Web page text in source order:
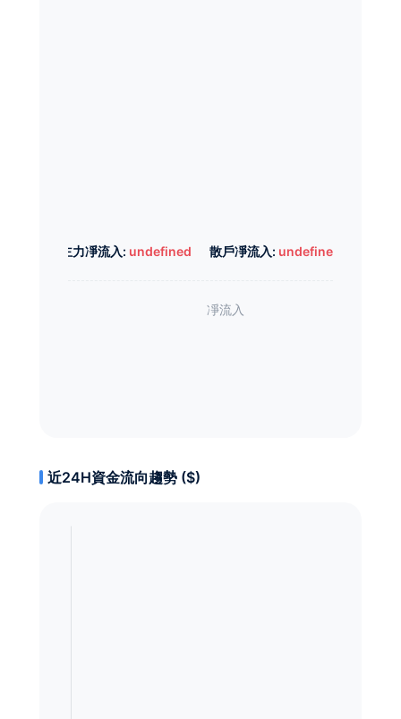
主力凈流入: undefined 散戶凈流入: undefined
近24H資金流向趨勢 ($)